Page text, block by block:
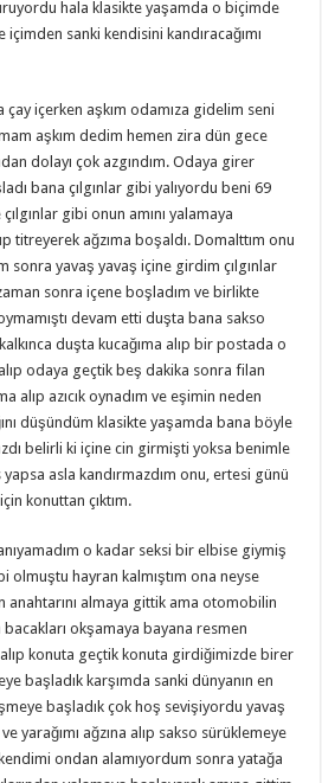
hala klasikte yaşamda o biçimde
içimden sanki kendisini kandıracağımı
çay içerken aşkım odamıza gidelim seni
aşkım dedim hemen zira dün gece
dolayı çok azgındım. Odaya girer
bana çılgınlar gibi yalıyordu beni 69
gibi onun amını yalamaya
titreyerek ağzıma boşaldı. Domalttım onu
sonra yavaş yavaş içine girdim çılgınlar
sonra içene boşladım ve birlikte
devam etti duşta bana sakso
duşta kucağıma alıp bir postada o
odaya geçtik beş dakika sonra filan
alıp azıcık oynadım ve eşimin neden
düşündüm klasikte yaşamda bana böyle
belirli ki içine cin girmişti yoksa benimle
asla kandırmazdım onu, ertesi günü
konuttan çıktım.
o kadar seksi bir elbise giymiş
olmuştu hayran kalmıştım ona neyse
anahtarını almaya gittik ama otomobilin
okşamaya bayana resmen
alıp konuta geçtik konuta girdiğimizde birer
başladık karşımda sanki dünyanın en
başladık çok hoş sevişiyordu yavaş
yarağımı ağzına alıp sakso sürüklemeye
ondan alamıyordum sonra yatağa